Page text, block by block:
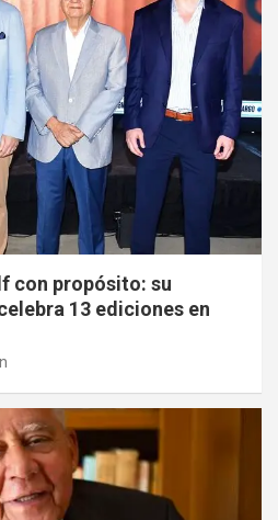
con propósito: su
13 ediciones en